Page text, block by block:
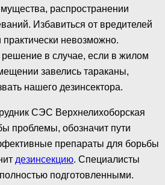
распространении
Избавиться от вредителей
невозможно.
в случае, если в жилом
завелись тараканы,
нашего дезинсектора.
СЭС Верхнелихоборская
проблемы, обозначит пути
препараты для борьбы
дезинсекцию. Специалисты
подготовленными.